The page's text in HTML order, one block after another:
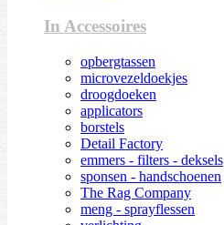
In Accessoires
opbergtassen
microvezeldoekjes
droogdoeken
applicators
borstels
Detail Factory
emmers - filters - deksels
sponsen - handschoenen
The Rag Company
meng - sprayflessen